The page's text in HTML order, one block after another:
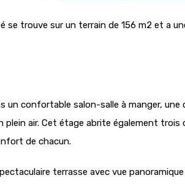
se trouve sur un terrain de 156 m2 et a
confortable salon-salle à manger, une
plein air. Cet étage abrite également trois
de chacun.
terrasse avec vue panoramique